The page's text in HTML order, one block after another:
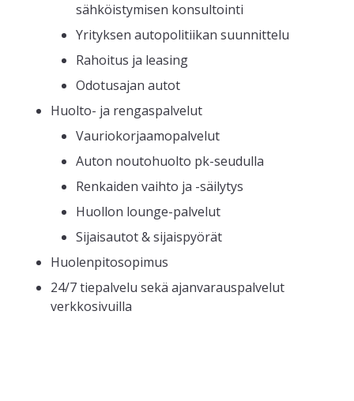
sähköistymisen konsultointi
Yrityksen autopolitiikan suunnittelu
Rahoitus ja leasing
Odotusajan autot
Huolto- ja rengaspalvelut
Vauriokorjaamopalvelut
Auton noutohuolto pk-seudulla
Renkaiden vaihto ja -säilytys
Huollon lounge-palvelut
Sijaisautot & sijaispyörät
Huolenpitosopimus
24/7 tiepalvelu sekä ajanvarauspalvelut
verkkosivuilla